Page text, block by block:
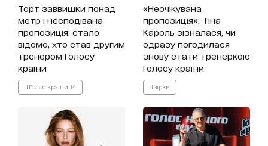
Торт заввишки понад
метр і несподівана
пропозиція: стало
відомо, хто став другим
тренером Голосу
країни
#Голос країни 14
«Неочікувана
пропозиція»: Тіна
Кароль зізналася, чи
одразу погодилася
знову стати тренеркою
Голосу країни
#зірки